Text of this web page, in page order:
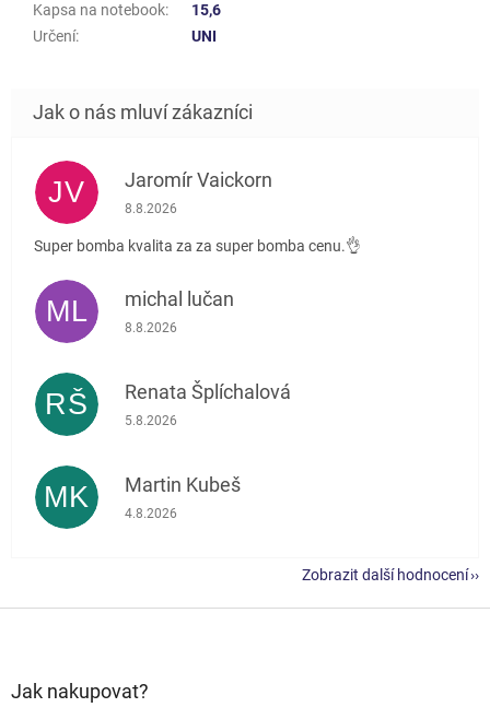
Kapsa na notebook:
15,6
Určení: UNI
JV Jaromír Vaickorn
Hodnocení obchodu je 5 z 5 hvězdiček.
8.8.2026
Super bomba kvalita za za super bomba cenu.👌
ML michal lučan
Hodnocení obchodu je 5 z 5 hvězdiček.
8.8.2026
RŠ Renata Šplíchalová
Hodnocení obchodu je 5 z 5 hvězdiček.
5.8.2026
MK Martin Kubeš
Hodnocení obchodu je 5 z 5 hvězdiček.
4.8.2026
Zobrazit další hodnocení
Jak nakupovat?